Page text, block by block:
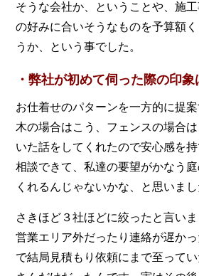
そうな会社か、ということや、施
の好みに合いそうなものを予算額
うか、という事でした。
・弊社が初めて伺った際の印象
お仕着せのパターンを一方的に提
木の場合はこう、フェンスの場合
いた話をしてくれたので安心感を
相談できて、私達の要望がかなう
くれるんじゃないかな、と思いまし
さきほど３社ほどに絞ったと言い
営業エリア外だったり連絡が遅か
で結局見積もり依頼にまで至って